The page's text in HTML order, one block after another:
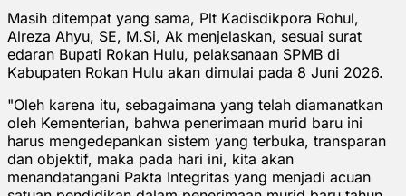
Masih ditempat yang sama, Plt Kadisdikpora Rohul,
Alreza Ahyu, SE, M.Si, Ak menjelaskan, sesuai surat
edaran Bupati Rokan Hulu, pelaksanaan SPMB di
Kabupaten Rokan Hulu akan dimulai pada 8 Juni 2026.
"Oleh karena itu, sebagaimana yang telah diamanatkan
oleh Kementerian, bahwa penerimaan murid baru ini
harus mengedepankan sistem yang terbuka, transparan
dan objektif, maka pada hari ini, kita akan
menandatangani Pakta Integritas yang menjadi acuan